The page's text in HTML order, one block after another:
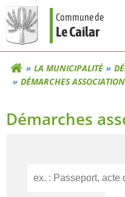
Aller
au
contenu
Commune de
Le Cailar
LA MUNICIPALITÉ
DÉMARCHES
Démarches